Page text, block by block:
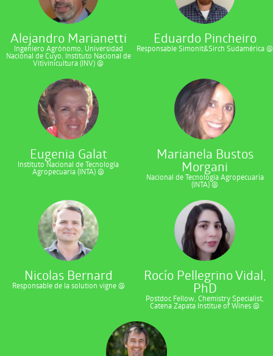
Alejandro Marianetti
Ingeniero Agrónomo, Universidad
Nacional de Cuyo, Instituto Nacional de
Vitivinicultura (INV) @
Eduardo Pincheiro
Responsable Simonit&Sirch Sudamérica @
Eugenia Galat
Instituto Nacional de Tecnología
Agropecuaria (INTA) @
Marianela Bustos
Morgani
Nacional de Tecnología Agropecuaria
(INTA) @
Nicolas Bernard
Responsable de la solution vigne @
Rocío Pellegrino Vidal,
PhD
Postdoc Fellow, Chemistry Specialist,
Catena Zapata Institue of Wines @